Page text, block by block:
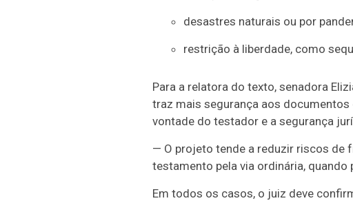
desastres naturais ou por
restrição à liberdade, como
Para a relatora do texto, senadora
traz mais segurança aos
vontade do testador e a segurança
— O projeto tende a reduzir riscos de
testamento pela via ordinária,
Em todos os casos, o juiz deve